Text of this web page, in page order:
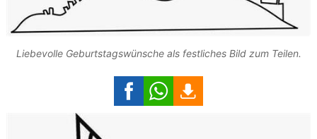
Liebevolle Geburtstagswünsche als festliches Bild zum Teilen.